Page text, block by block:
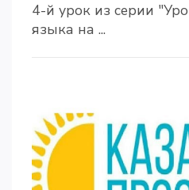
4-й урок из серии
языка на ...